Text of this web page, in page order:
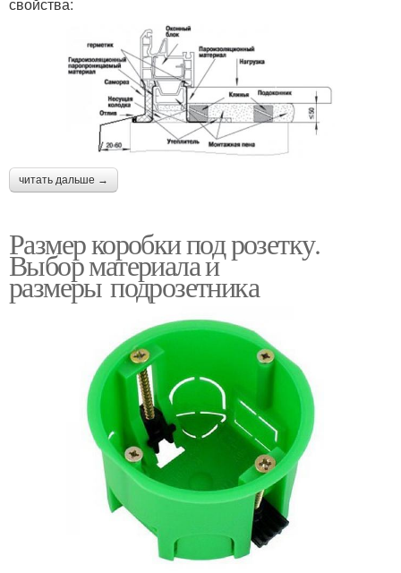
свойства:
читать дальше →
Размер коробки под розетку.
Выбор материала и
размеры подрозетника